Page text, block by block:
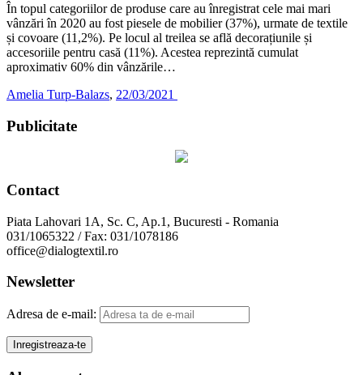
În topul categoriilor de produse care au înregistrat cele mai mari
vânzări în 2020 au fost piesele de mobilier (37%), urmate de textile
și covoare (11,2%). Pe locul al treilea se află decorațiunile și
accesoriile pentru casă (11%). Acestea reprezintă cumulat
aproximativ 60% din vânzările…
Amelia Turp-Balazs, 22/03/2021
Publicitate
Contact
Piata Lahovari 1A, Sc. C, Ap.1, Bucuresti - Romania
031/1065322 / Fax: 031/1078186
office@dialogtextil.ro
Newsletter
Adresa de e-mail: